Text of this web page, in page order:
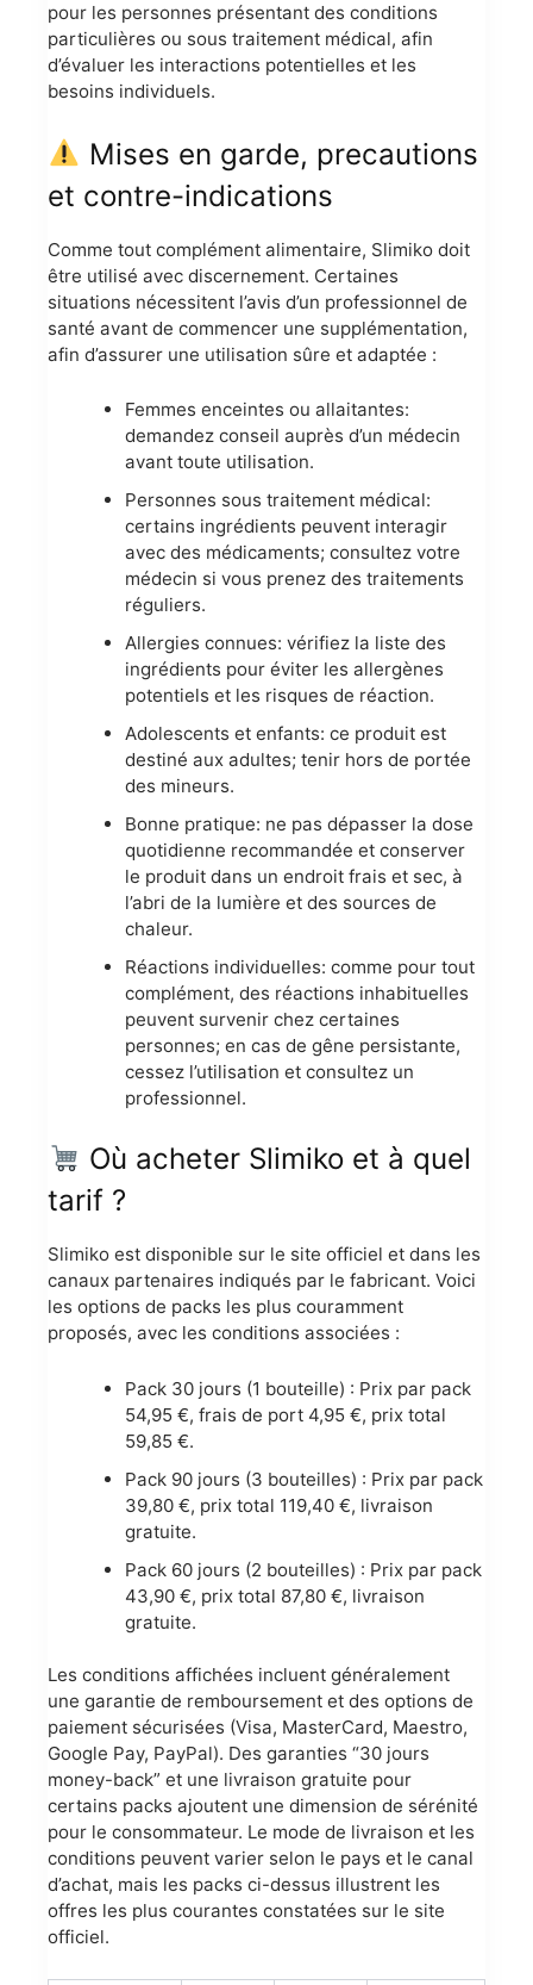
pour les personnes présentant des conditions
particulières ou sous traitement médical, afin
d’évaluer les interactions potentielles et les
besoins individuels.
Mises en garde, precautions
et contre-indications
Comme tout complément alimentaire, Slimiko doit
être utilisé avec discernement. Certaines
situations nécessitent l’avis d’un professionnel de
santé avant de commencer une supplémentation,
afin d’assurer une utilisation sûre et adaptée :
Femmes enceintes ou allaitantes:
demandez conseil auprès d’un médecin
avant toute utilisation.
Personnes sous traitement médical:
certains ingrédients peuvent interagir
avec des médicaments; consultez votre
médecin si vous prenez des traitements
réguliers.
Allergies connues: vérifiez la liste des
ingrédients pour éviter les allergènes
potentiels et les risques de réaction.
Adolescents et enfants: ce produit est
destiné aux adultes; tenir hors de portée
des mineurs.
Bonne pratique: ne pas dépasser la dose
quotidienne recommandée et conserver
le produit dans un endroit frais et sec, à
l’abri de la lumière et des sources de
chaleur.
Réactions individuelles: comme pour tout
complément, des réactions inhabituelles
peuvent survenir chez certaines
personnes; en cas de gêne persistante,
cessez l’utilisation et consultez un
professionnel.
Où acheter Slimiko et à quel
tarif ?
Slimiko est disponible sur le site officiel et dans les
canaux partenaires indiqués par le fabricant. Voici
les options de packs les plus couramment
proposés, avec les conditions associées :
Pack 30 jours (1 bouteille) : Prix par pack
54,95 €, frais de port 4,95 €, prix total
59,85 €.
Pack 90 jours (3 bouteilles) : Prix par pack
39,80 €, prix total 119,40 €, livraison
gratuite.
Pack 60 jours (2 bouteilles) : Prix par pack
43,90 €, prix total 87,80 €, livraison
gratuite.
Les conditions affichées incluent généralement
une garantie de remboursement et des options de
paiement sécurisées (Visa, MasterCard, Maestro,
Google Pay, PayPal). Des garanties “30 jours
money-back” et une livraison gratuite pour
certains packs ajoutent une dimension de sérénité
pour le consommateur. Le mode de livraison et les
conditions peuvent varier selon le pays et le canal
d’achat, mais les packs ci-dessus illustrent les
offres les plus courantes constatées sur le site
officiel.